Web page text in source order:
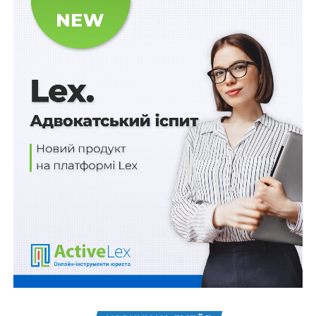
деокупованому Криму
Зять багатої тещі з 90-х
Михайло Мірошніченко – колишній митник і нинішній
кандидат на голову НАЗК. До співбесіди він був
відомий «зерновими скандалами» та обшуками ДБР,
а після – як зять багатої тещі з 90-х. Так, на співбесіді з
доброчесності екс-митнику довелося пояснювати
активи 76-річної тещі. Виявилося, що на неї оформлені
4 квартири в Києві загальною площею понад 420 кв.
м, 4 автівки – BMW X5, Lexus, Toyota Land Cruiser та
Ford F-150, а також бізнес зі статутним капіталом у 40
тисяч доларів. При тому теща проживає у Вінниці. За
період із 1998 і по 2023 р. вона отримала приблизно 4
тисячі євро доходу. Жінку притягували до
відповідальності за ст. 160 КУпАП (торгівля з рук).
У пояснення Мірошніченко, як і очікувалося, говорить,